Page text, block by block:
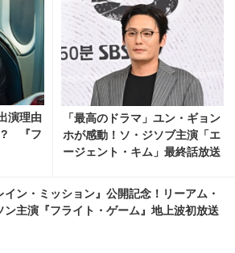
演理由
!? 『フ
「最高のドラマ」ユン・ギョン
ホが感動！ソ・ジソブ主演「エ
ージェント・キム」最終話放送
禁 3枚目の写真・画像 | cinem
acafe.net
イン・ミッション』公開記念！リーアム・
ン主演『フライト・ゲーム』地上波初放送